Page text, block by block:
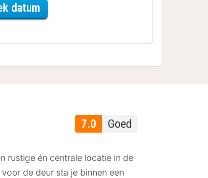
datum
7.0 Goed
rustige én centrale locatie in de
de deur sta je binnen een